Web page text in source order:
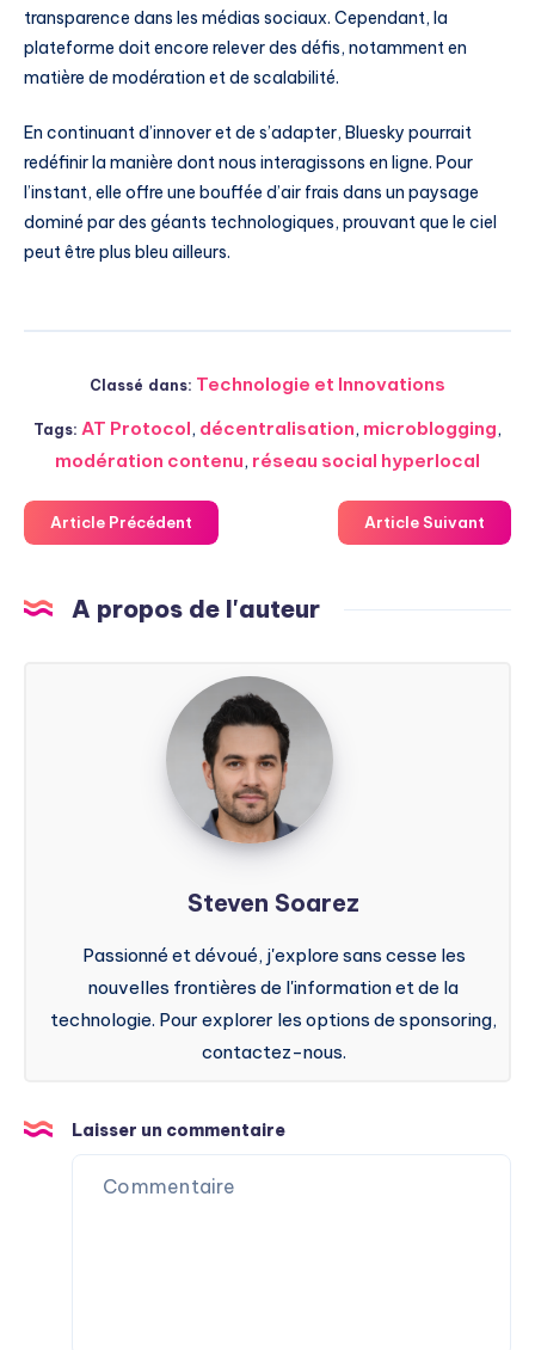
transparence dans les médias sociaux. Cependant, la
plateforme doit encore relever des défis, notamment en
matière de modération et de scalabilité.
En continuant d’innover et de s’adapter, Bluesky pourrait
redéfinir la manière dont nous interagissons en ligne. Pour
l’instant, elle offre une bouffée d’air frais dans un paysage
dominé par des géants technologiques, prouvant que le ciel
peut être plus bleu ailleurs.
Classé dans: Technologie et Innovations
Tags: AT Protocol, décentralisation, microblogging,
modération contenu, réseau social hyperlocal
Article Précédent Article Suivant
A propos de l'auteur
Steven
Soarez
Steven Soarez
Passionné et dévoué, j'explore sans cesse les
nouvelles frontières de l'information et de la
technologie. Pour explorer les options de sponsoring,
contactez-nous.
Laisser un commentaire